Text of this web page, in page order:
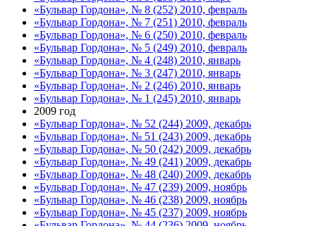
«Бульвар Гордона», № 8 (252) 2010, февраль
«Бульвар Гордона», № 7 (251) 2010, февраль
«Бульвар Гордона», № 6 (250) 2010, февраль
«Бульвар Гордона», № 5 (249) 2010, февраль
«Бульвар Гордона», № 4 (248) 2010, январь
«Бульвар Гордона», № 3 (247) 2010, январь
«Бульвар Гордона», № 2 (246) 2010, январь
«Бульвар Гордона», № 1 (245) 2010, январь
2009 год
«Бульвар Гордона», № 52 (244) 2009, декабрь
«Бульвар Гордона», № 51 (243) 2009, декабрь
«Бульвар Гордона», № 50 (242) 2009, декабрь
«Бульвар Гордона», № 49 (241) 2009, декабрь
«Бульвар Гордона», № 48 (240) 2009, декабрь
«Бульвар Гордона», № 47 (239) 2009, ноябрь
«Бульвар Гордона», № 46 (238) 2009, ноябрь
«Бульвар Гордона», № 45 (237) 2009, ноябрь